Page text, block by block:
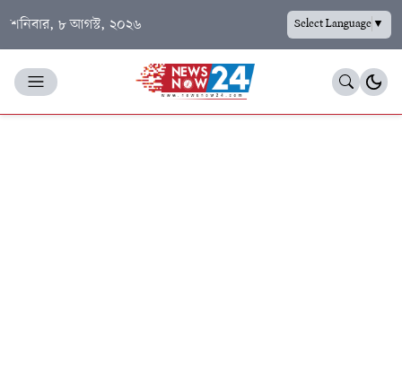
শনিবার, ৮ আগস্ট, ২০২৬ Select Language▼